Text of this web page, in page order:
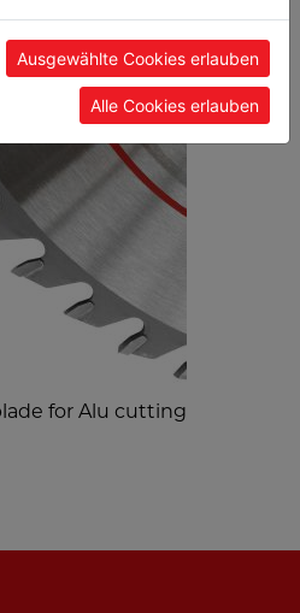
for Alu cutting
Ausgewählte Cookies erlauben
Alle Cookies erlauben